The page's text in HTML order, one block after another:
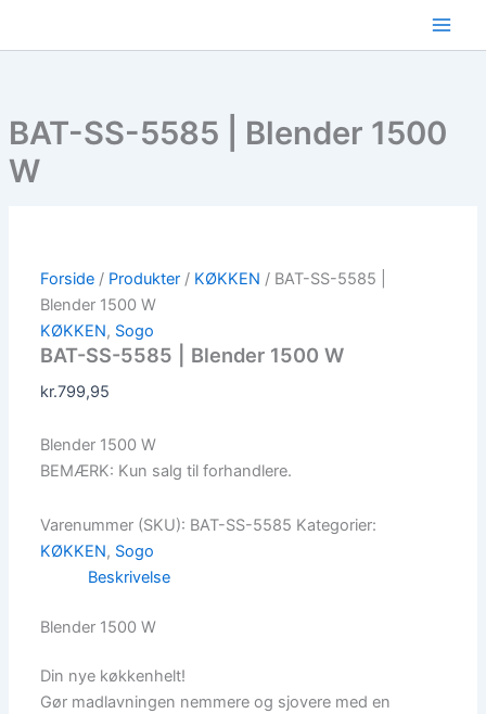
BAT-SS-5585 | Blender 1500
W
Forside / Produkter / KØKKEN / BAT-SS-5585 |
Blender 1500 W
KØKKEN, Sogo
BAT-SS-5585 | Blender 1500 W
kr.799,95
Blender 1500 W
BEMÆRK: Kun salg til forhandlere.
Varenummer (SKU): BAT-SS-5585 Kategorier:
KØKKEN, Sogo
Beskrivelse
Blender 1500 W
Din nye køkkenhelt!
Gør madlavningen nemmere og sjovere med en